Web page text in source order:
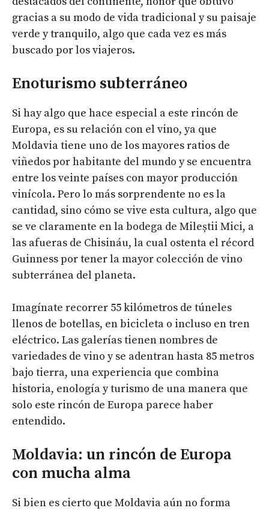
gracias a su modo de vida tradicional y su paisaje
verde y tranquilo, algo que cada vez es más
buscado por los viajeros.
Enoturismo subterráneo
Si hay algo que hace especial a este rincón de
Europa, es su relación con el vino, ya que
Moldavia tiene uno de los mayores ratios de
viñedos por habitante del mundo y se encuentra
entre los veinte países con mayor producción
vinícola. Pero lo más sorprendente no es la
cantidad, sino cómo se vive esta cultura, algo que
se ve claramente en la bodega de Mileștii Mici, a
las afueras de Chisináu, la cual ostenta el récord
Guinness por tener la mayor colección de vino
subterránea del planeta.
Imagínate recorrer 55 kilómetros de túneles
llenos de botellas, en bicicleta o incluso en tren
eléctrico. Las galerías tienen nombres de
variedades de vino y se adentran hasta 85 metros
bajo tierra, una experiencia que combina
historia, enología y turismo de una manera que
solo este rincón de Europa parece haber
entendido.
Moldavia: un rincón de Europa
con mucha alma
Si bien es cierto que Moldavia aún no forma